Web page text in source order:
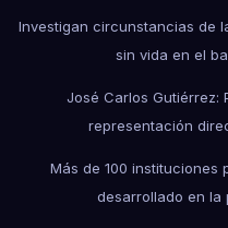
Investigan circunstancias de
sin vida en el
José Carlos Gutiérrez:
representación
Más de 100 instituciones
desarrollado en la